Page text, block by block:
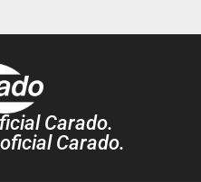
Carado.
Carado.